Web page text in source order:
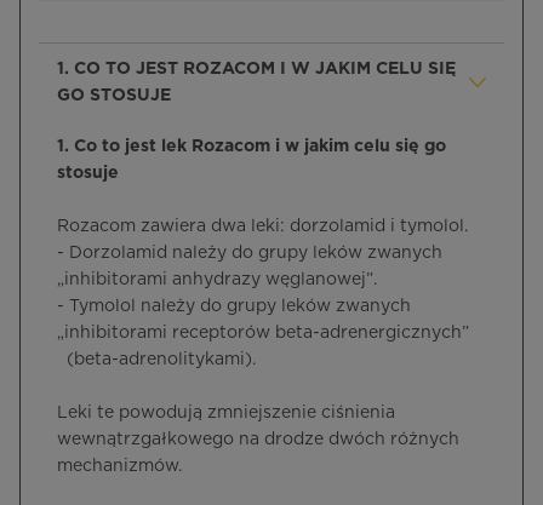
1. CO TO JEST ROZACOM I W JAKIM CELU SIĘ
GO STOSUJE
1. Co to jest lek Rozacom i w jakim celu się go
stosuje
Rozacom zawiera dwa leki: dorzolamid i tymolol.
- Dorzolamid należy do grupy leków zwanych
„inhibitorami anhydrazy węglanowej”.
- Tymolol należy do grupy leków zwanych
„inhibitorami receptorów beta-adrenergicznych”
(beta-adrenolitykami).
Leki te powodują zmniejszenie ciśnienia
wewnątrzgałkowego na drodze dwóch różnych
mechanizmów.